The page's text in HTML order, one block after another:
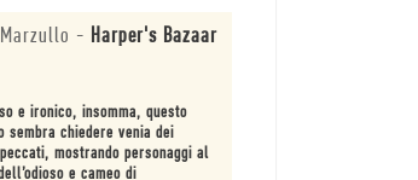
- Harper's Bazaar
e ironico, insomma, questo
sembra chiedere venia dei
mostrando personaggi al
e cameo di